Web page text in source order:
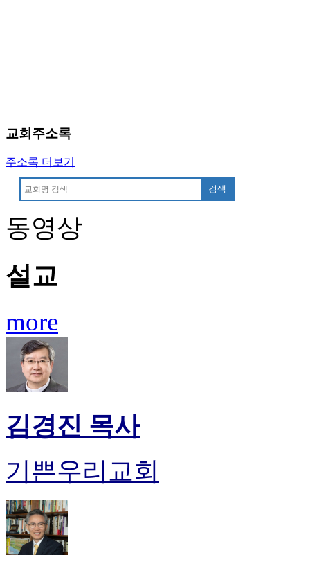
교회주소록
주소록 더보기
검색
동영상
설교
more
김경진 목사
기쁜우리교회